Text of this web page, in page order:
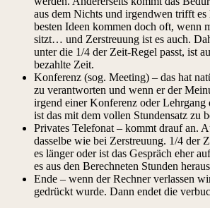
aus dem Nichts und irgendwen trifft
besten Ideen kommen doch oft, wenn
sitzt… und Zerstreuung ist es auch.
unter die 1/4 der Zeit-Regel passt, ist
bezahlte Zeit.
Konferenz (sog. Meeting) – das hat
zu verantworten und wenn er der
irgend einer Konferenz oder Lehrgang
ist das mit dem vollen Stundensatz zu
Privates Telefonat – kommt drauf an.
dasselbe wie bei Zerstreuung. 1/4 der
es länger oder ist das Gespräch eher
es aus den Berechneten Stunden
Ende – wenn der Rechner verlassen
gedrückt wurde. Dann endet die